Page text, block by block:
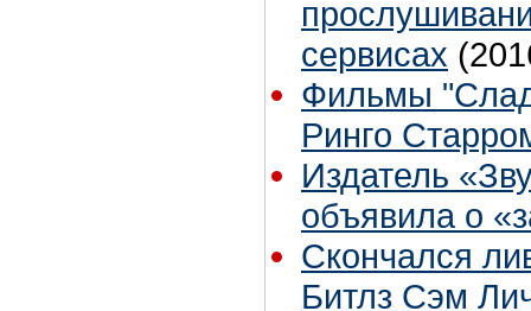
сервисах
Фильмы
Ринго
Издатель
объявила о
Скончался
Битлз Сэм